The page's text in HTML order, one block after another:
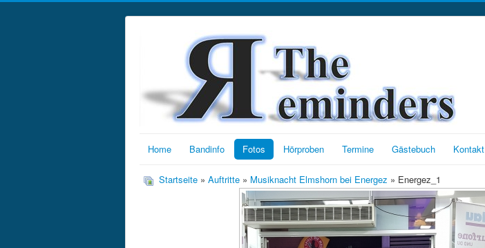
Home Bandinfo Fotos Hörproben Termine Gästebuch Kontakt
Startseite » Auftritte » Musiknacht Elmshorn bei Energez » Energez_1